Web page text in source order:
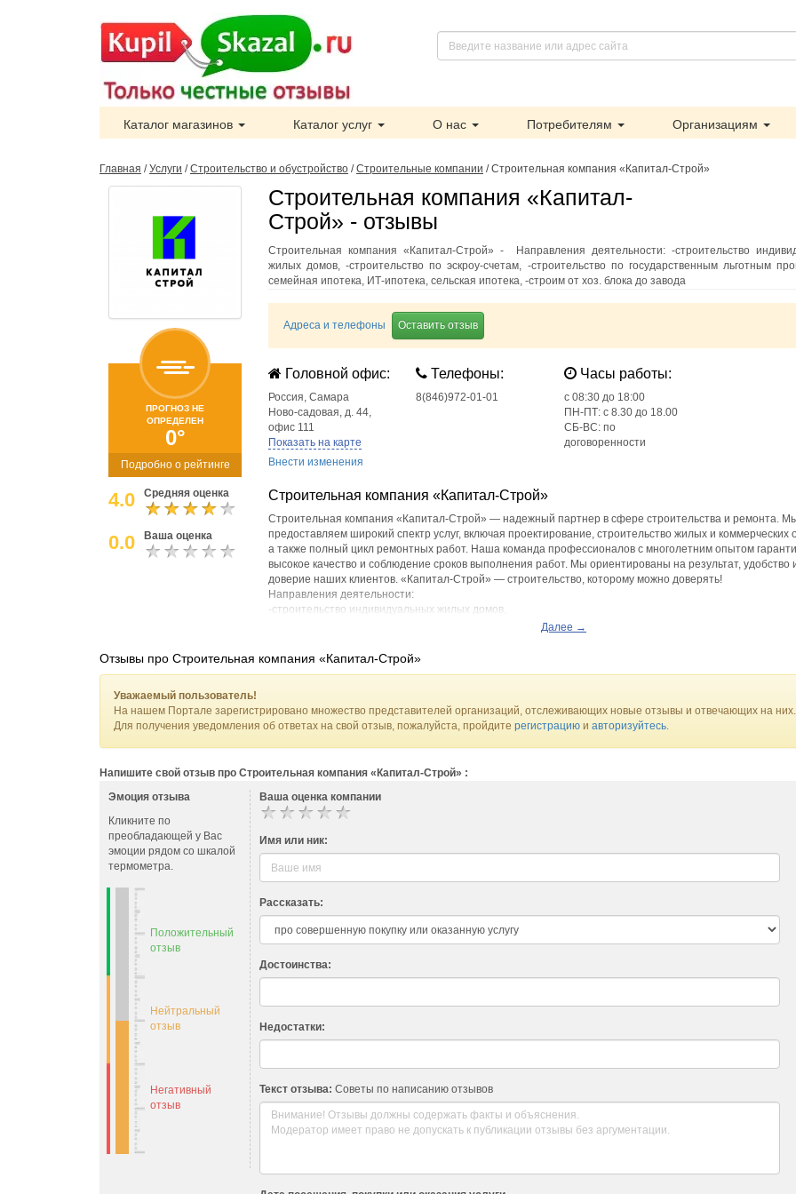
Каталог магазинов Каталог услуг О нас Потребителям Организациям
Главная /Услуги /Строительство и обустройство /Строительные компании /Строительная компания «Капитал-Строй»
ПРОГНОЗ НЕ
ОПРЕДЕЛЕН
0°
Подробно о рейтинге
4.0 Средняя оценка
0.0 Ваша оценка
Строительная компания «Капитал-
Строй» - отзывы
Строительная компания «Капитал-Строй» - Направления деятельности: -строительство
жилых домов, -строительство по эскроу-счетам, -строительство по государственным льготным
семейная ипотека, ИТ-ипотека, сельская ипотека, -строим от хоз. блока до завода
Адреса и телефоны Оставить отзыв
Головной офис:
Россия, Самара
Ново-садовая, д. 44,
офис 111
Показать на карте
Внести изменения
Телефоны:
8(846)972-01-01
Часы работы:
c 08:30 до 18:00
ПН-ПТ: с 8.30 до 18.00
СБ-ВС: по
договоренности
Строительная компания «Капитал-Строй»
Строительная компания «Капитал-Строй» — надежный партнер в сфере строительства и ремонта.
предоставляем широкий спектр услуг, включая проектирование, строительство жилых и коммерческих
а также полный цикл ремонтных работ. Наша команда профессионалов с многолетним опытом
высокое качество и соблюдение сроков выполнения работ. Мы ориентированы на результат, удобство
доверие наших клиентов. «Капитал-Строй» — строительство, которому можно доверять!
Направления деятельности:
-строительство индивидуальных жилых домов,
семейная ипотека, ИТ-ипотека, сельская ипотека,
Далее →
Отзывы про Строительная компания «Капитал-Строй»
Уважаемый пользователь!
На нашем Портале зарегистрировано множество представителей организаций, отслеживающих новые отзывы и отвечающих на них.
Для получения уведомления об ответах на свой отзыв, пожалуйста, пройдите регистрацию и авторизуйтесь.
Напишите свой отзыв про Строительная компания «Капитал-Строй» :
Эмоция отзыва
Кликните по
преобладающей у Вас
эмоции рядом со шкалой
термометра.
Положительный
отзыв
Нейтральный
отзыв
Негативный
отзыв
Ваша оценка компании
Имя или ник:
Рассказать:
Достоинства:
Недостатки:
Текст отзыва: Советы по написанию отзывов